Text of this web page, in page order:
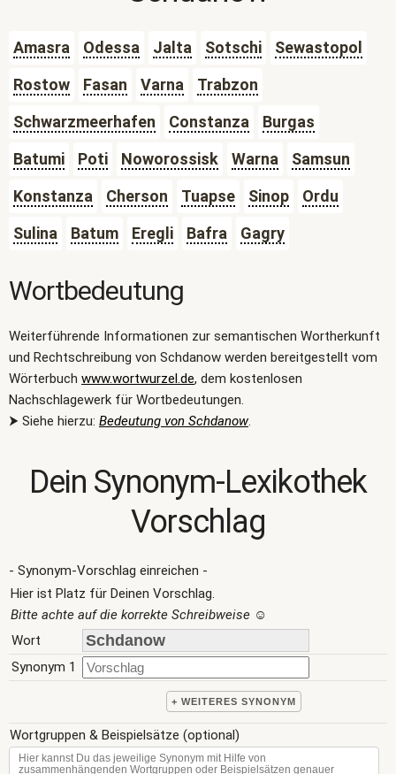
Amasra Odessa Jalta Sotschi
Sewastopol
Rostow
Fasan Varna
Trabzon
Schwarzmeerhafen
Constanza
Burgas
Batumi
Poti Noworossisk Warna
Samsun
Konstanza
Cherson Tuapse Sinop
Ordu
Sulina
Batum Eregli Bafra Gagry
Wortbedeutung
Weiterführende Informationen zur semantischen Wortherkunft
und Rechtschreibung von Schdanow werden bereitgestellt vom
Wörterbuch www.wortwurzel.de, dem kostenlosen
Nachschlagewerk für Wortbedeutungen.
⮞ Siehe hierzu: Bedeutung von Schdanow.
Dein Synonym-Lexikothek
Vorschlag
- Synonym-Vorschlag einreichen -
Hier ist Platz für Deinen Vorschlag.
Bitte achte auf die korrekte Schreibweise ☺
Wort
Synonym 1
+ WEITERES SYNONYM
Wortgruppen & Beispielsätze (optional)